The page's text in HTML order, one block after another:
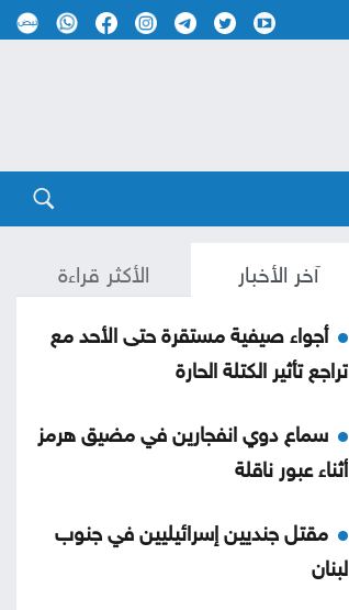
آخر الأخبار الأكثر قراءة
أجواء صيفية مستقرة حتى الأحد مع
تراجع تأثير الكتلة الحارة
سماع دوي انفجارين في مضيق هرمز
أثناء عبور ناقلة
مقتل جنديين إسرائيليين في جنوب
لبنان